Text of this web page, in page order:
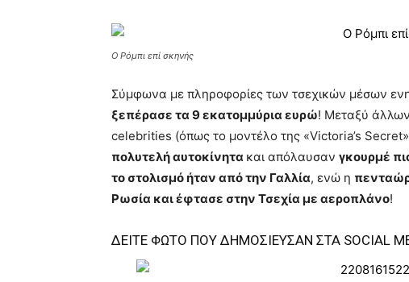
Ο Ρόμπι επί σκηνής
Σύμφωνα με πληροφορίες των τσεχικών μέσων
ξεπέρασε τα 9 εκατομμύρια ευρώ! Μεταξύ
celebrities (όπως το μοντέλο της «Victoria’s
πολυτελή αυτοκίνητα και απόλαυσαν γκουρμέ
το στολισμό ήταν από την Γαλλία, ενώ η
Ρωσία και έφτασε στην Τσεχία με αεροπλάνο!
ΔΕΙΤΕ ΦΩΤΟ ΠΟΥ ΔΗΜΟΣΙΕΥΣΑΝ ΣΤΑ SOCIAL